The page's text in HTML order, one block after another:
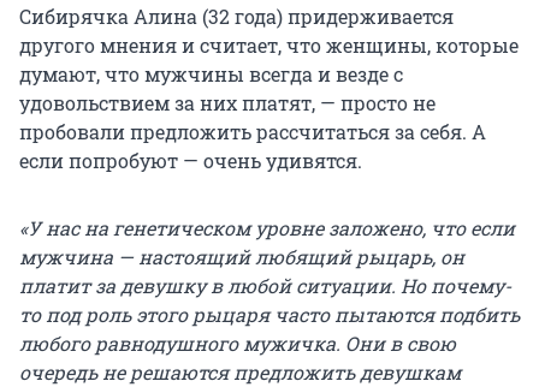
Сибирячка Алина (32 года) придерживается
другого мнения и считает, что женщины, которые
думают, что мужчины всегда и везде с
удовольствием за них платят, — просто не
пробовали предложить рассчитаться за себя. А
если попробуют — очень удивятся.
«У нас на генетическом уровне заложено, что если
мужчина — настоящий любящий рыцарь, он
платит за девушку в любой ситуации. Но почему-
то под роль этого рыцаря часто пытаются подбить
любого равнодушного мужичка. Они в свою
очередь не решаются предложить девушкам